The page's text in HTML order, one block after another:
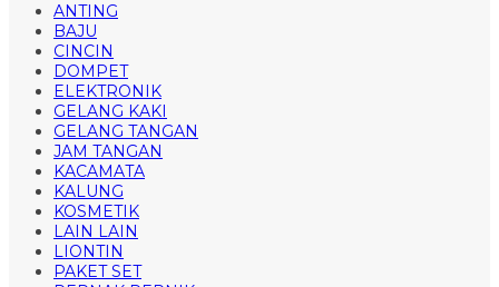
ANTING
BAJU
CINCIN
DOMPET
ELEKTRONIK
GELANG KAKI
GELANG TANGAN
JAM TANGAN
KACAMATA
KALUNG
KOSMETIK
LAIN LAIN
LIONTIN
PAKET SET